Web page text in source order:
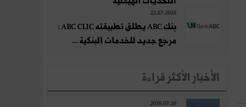
22.07.2026
بنك ABC يطلق تطبيقته ABC CLIC :
مرجع جديد للخدمات البنكية ...
الأخبار الأكثر قراءة
2026.07.26